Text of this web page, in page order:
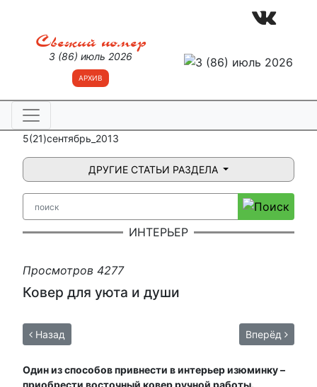
Свежий номер
3 (86) июль 2026
АРХИВ
5(21)сентябрь_2013
ДРУГИЕ СТАТЬИ РАЗДЕЛА
ИНТЕРЬЕР
Просмотров 4277
Ковер для уюта и души
Назад Вперёд
Один из способов привнести в интерьер изюминку –
приобрести восточный ковер ручной работы.